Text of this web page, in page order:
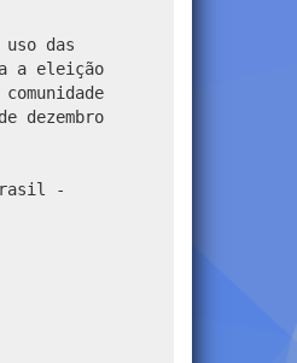
uso das
a eleição
dezembro
-